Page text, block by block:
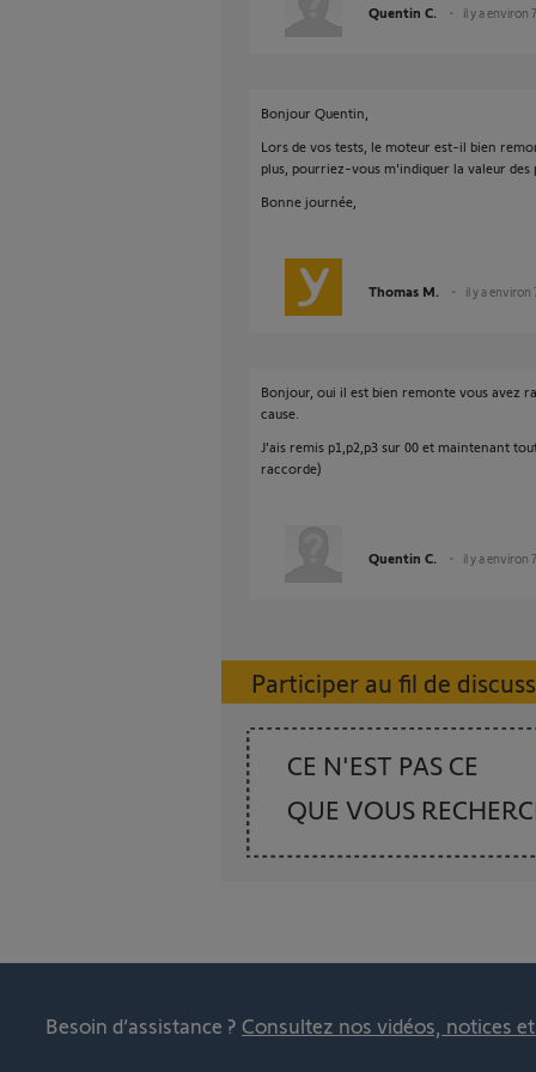
Quentin C. il y a environ
Bonjour Quentin,
Lors de vos tests, le moteur est-il bien
plus, pourriez-vous m'indiquer la valeur des
Bonne journée,
Thomas M. il y a environ
Bonjour, oui il est bien remonte vous avez
cause.
J'ais remis p1,p2,p3 sur 00 et maintenant
raccorde)
Quentin C. il y a environ
Participer au fil de
CE N'EST PAS CE
QUE VOUS
Besoin d’assistance ? Consultez nos vidéos, notices